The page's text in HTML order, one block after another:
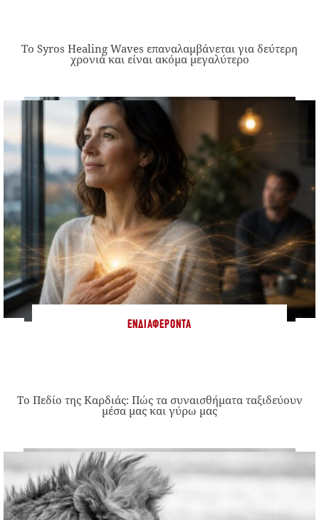
Το Syros Healing Waves επαναλαμβάνεται για δεύτερη
χρονιά και είναι ακόμα μεγαλύτερο
ΕΝΔΙΑΦΈΡΟΝΤΑ
Το Πεδίο της Καρδιάς: Πώς τα συναισθήματα ταξιδεύουν
μέσα μας και γύρω μας